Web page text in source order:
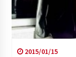
2015/01/15